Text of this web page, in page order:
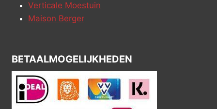
Verticale Moestuin
Maison Berger
BETAALMOGELIJKHEDEN